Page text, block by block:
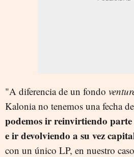
"A diferencia de un fondo
Kalonia no tenemos una fecha
podemos ir reinvirtiendo parte
e ir devolviendo a su vez
con un único LP, en nuestro